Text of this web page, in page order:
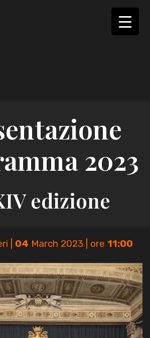
2023
edizione
| 04 March 2023 | ore 11:00